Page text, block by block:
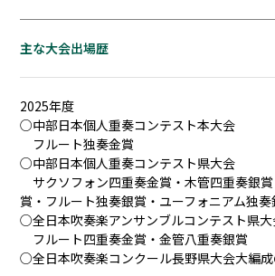
主な大会出場歴
2025年度
○中部日本個人重奏コンテスト本大会
フルート独奏金賞
○中部日本個人重奏コンテスト県大会
サクソフォン四重奏金賞・木管四重奏銀
賞・フルート独奏銀賞・ユーフォニアム独奏
○全日本吹奏楽アンサンブルコンテスト県
フルート四重奏金賞・金管八重奏銀賞
○全日本吹奏楽コンクール長野県大会大編